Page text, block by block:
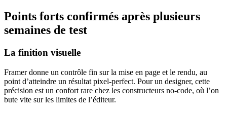
Points forts confirmés après plusieurs
semaines de test
La finition visuelle
Framer donne un contrôle fin sur la mise en page et le rendu, au
point d’atteindre un résultat pixel-perfect. Pour un designer, cette
précision est un confort rare chez les constructeurs no-code, où l’on
bute vite sur les limites de l’éditeur.